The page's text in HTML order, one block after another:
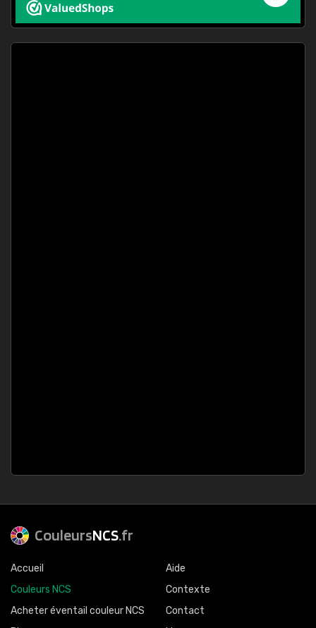
CouleursNCS.fr
Accueil
Couleurs NCS
Acheter éventail couleur NCS
Aide
Contexte
Contact